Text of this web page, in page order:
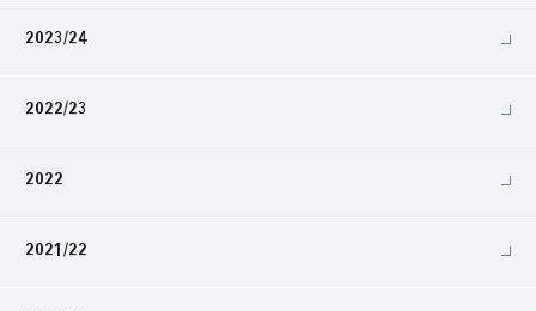
2023/24
2022/23
2022
2021/22